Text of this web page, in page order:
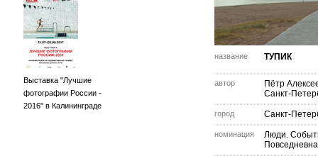
Выставка "Лучшие
фотографии России -
2016" в Калининграде
название ТУПИК
автор
Пётр
Санкт-
город Санкт-
номинация
Люди.